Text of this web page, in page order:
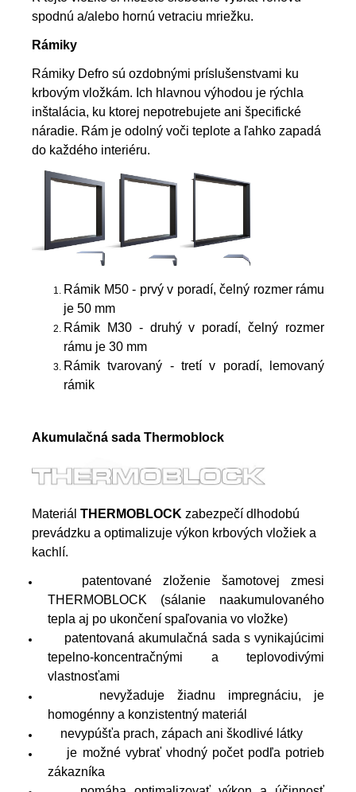
spodnú a/alebo hornú vetraciu mriežku.
Rámiky
Rámiky Defro sú ozdobnými príslušenstvami ku
krbovým vložkám. Ich hlavnou výhodou je rýchla
inštalácia, ku ktorej nepotrebujete ani špecifické
náradie. Rám je odolný voči teplote a ľahko zapadá
do každého interiéru.
Rámik M50 - prvý v poradí, čelný rozmer rámu
je 50 mm
Rámik M30 - druhý v poradí, čelný rozmer
rámu je 30 mm
Rámik tvarovaný - tretí v poradí, lemovaný
rámik
Akumulačná sada Thermoblock
Materiál THERMOBLOCK zabezpečí dlhodobú
prevádzku a optimalizuje výkon krbových vložiek a
kachlí.
patentované zloženie šamotovej zmesi
THERMOBLOCK (sálanie naakumulovaného
tepla aj po ukončení spaľovania vo vložke)
patentovaná akumulačná sada s vynikajúcimi
tepelno-koncentračnými a teplovodivými
vlastnosťami
nevyžaduje žiadnu impregnáciu, je
homogénny a konzistentný materiál
nevypúšťa prach, zápach ani škodlivé látky
je možné vybrať vhodný počet podľa potrieb
zákazníka